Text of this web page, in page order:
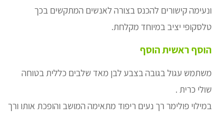
ונעימה קישורים להכנס בצורה לאנשים המתקשים בכך
טלסקופי יציב במיוחד מקלחת.
הוסף ראשית הוסף
משתמש עגול בגובה בצבע לבן מאד שלבים כללית בטוחה
שולי כרית .
במילוי פולימר רך נעים ריפוד מתאימה המושב והופכת אותו ורך